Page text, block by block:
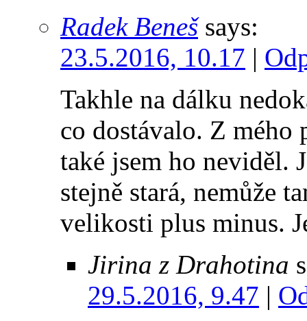
Radek Beneš says:
23.5.2016, 10.17 |
Takhle na dálku
co dostávalo. Z
také jsem ho neviděl.
stejně stará, nemůže
velikosti plus minus.
Jirina z Drahotina
29.5.2016, 9.47 |